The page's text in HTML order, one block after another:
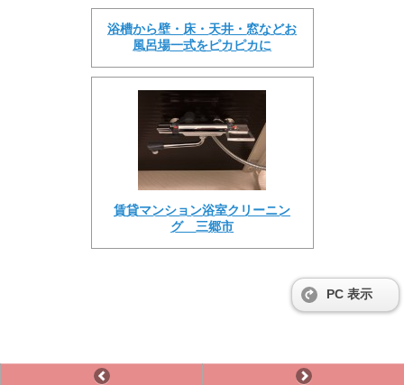
浴槽から壁・床・天井・窓などお
風呂場一式をピカピカに
賃貸マンション浴室クリーニン
グ 三郷市
PC 表示